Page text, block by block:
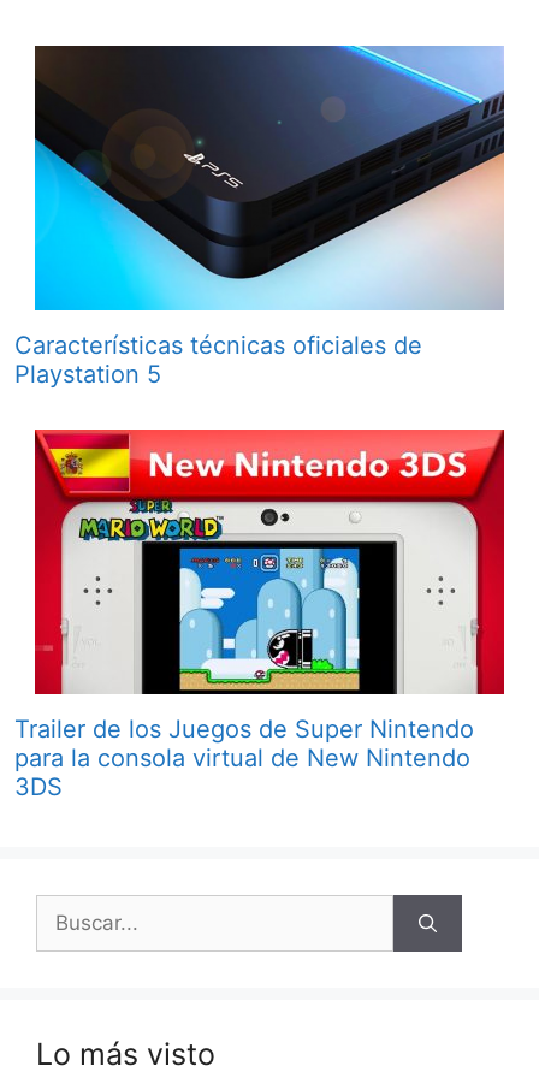
Características técnicas oficiales de
Playstation 5
Trailer de los Juegos de Super Nintendo
para la consola virtual de New Nintendo
3DS
Buscar:
Lo más visto